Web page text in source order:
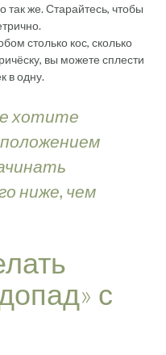
так же. Старайтесь, чтобы
столько кос, сколько
вы можете сплести
в одну.
хотите
ниже, чем
с